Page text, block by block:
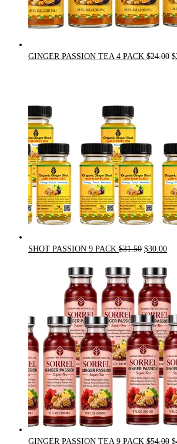
GINGER PASSION TEA 4 PACK $24.00 $
SHOT PASSION 9 PACK $31.50 Original
$31.50.
$30.00
GINGER PASSION TEA 9 PACK $54.00 $